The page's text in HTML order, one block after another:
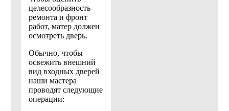
целесообразность
ремонта и фронт
работ, матер должен
осмотреть дверь.
Обычно, чтобы
освежить внешний
вид входных дверей
наши мастера
проводят следующие
операции: